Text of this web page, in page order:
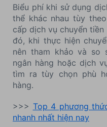
Biểu phí khi sử dụng
thể khác nhau tùy
cấp dịch vụ chuyển
đó, khi thực hiện
nên tham khảo và so
ngân hàng hoặc dịch
tìm ra tùy chọn phù
hàng.
>>> Top 4 phương
nhanh nhất hiện nay